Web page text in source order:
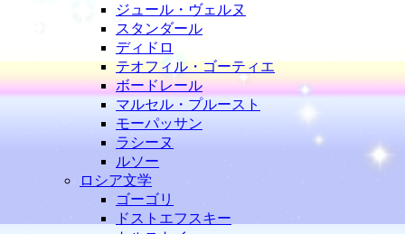
ジュール・ヴェルヌ
スタンダール
ディドロ
テオフィル・ゴーティエ
ボードレール
マルセル・プルースト
モーパッサン
ラシーヌ
ルソー
ロシア文学
ゴーゴリ
ドストエフスキー